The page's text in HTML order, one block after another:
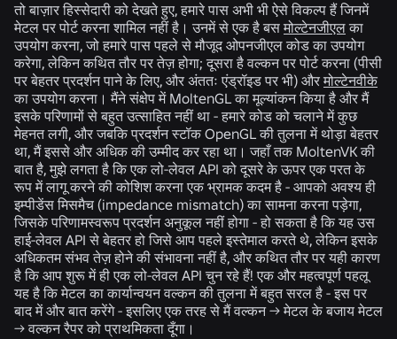
तो बाज़ार हिस्सेदारी को देखते हुए, हमारे पास अभी भी ऐसे विकल्प हैं जिनमें
मेटल पर पोर्ट करना शामिल नहीं है। उनमें से एक है बसमोल्टेनजीएलका
उपयोग करना, जो हमारे पास पहले से मौजूद ओपनजीएल कोड का उपयोग
करेगा, लेकिन कथित तौर पर तेज़ होगा; दूसरा है वल्कन पर पोर्ट करना (पीसी
पर बेहतर प्रदर्शन पाने के लिए, और अंततः एंड्रॉइड पर भी) औरमोल्टेनवीके
का उपयोग करना। मैंने संक्षेप में MoltenGL का मूल्यांकन किया है और मैं
इसके परिणामों से बहुत उत्साहित नहीं था - हमारे कोड को चलाने में कुछ
मेहनत लगी, और जबकि प्रदर्शन स्टॉक OpenGL की तुलना में थोड़ा बेहतर
था, मैं इससे और अधिक की उम्मीद कर रहा था। जहाँ तक MoltenVK की
बात है, मुझे लगता है कि एक लो-लेवल API को दूसरे के ऊपर एक परत के
रूप में लागू करने की कोशिश करना एक भ्रामक कदम है - आपको अवश्य ही
इम्पीडेंस मिसमैच (impedance mismatch) का सामना करना पड़ेगा,
जिसके परिणामस्वरूप प्रदर्शन अनुकूल नहीं होगा - हो सकता है कि यह उस
हाई-लेवल API से बेहतर हो जिसे आप पहले इस्तेमाल करते थे, लेकिन इसके
अधिकतम संभव तेज़ होने की संभावना नहीं है, और कथित तौर पर यही कारण
है कि आप शुरू में ही एक लो-लेवल API चुन रहे हैं! एक और महत्वपूर्ण पहलू
यह है कि मेटल का कार्यान्वयन वल्कन की तुलना में बहुत सरल है - इस पर
बाद में और बात करेंगे - इसलिए एक तरह से मैं वल्कन -> मेटल के बजाय मेटल
-> वल्कन रैपर को प्राथमिकता दूँगा।